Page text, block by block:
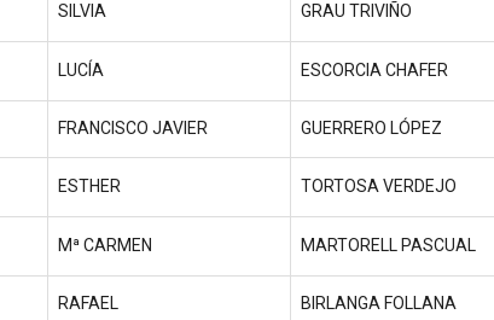
SILVIA GRAU TRIVIÑO
LUCÍA ESCORCIA CHAFER
FRANCISCO JAVIER GUERRERO LÓPEZ
ESTHER TORTOSA VERDEJO
Mª CARMEN MARTORELL PASCUAL
RAFAEL BIRLANGA FOLLANA